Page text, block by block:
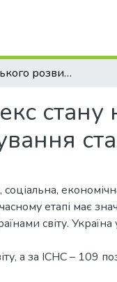
Індекс людського розвитку та індекс стану навколишнього середовища як індикатори формування сталого розвитку України
етапі має
світу. Україна
а за ІСНС – 109